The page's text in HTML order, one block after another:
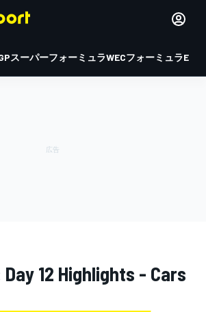
スーパーフォーミュラWECフォーミュラE
12 Highlights - Cars